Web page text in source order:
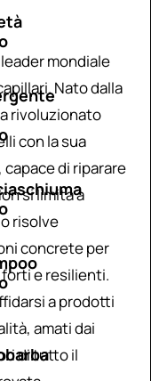
mondiale
Nato dalla
rivoluzionato
con la sua
di riparare
si limita a
risolve
concrete per
e resilienti.
a prodotti
amati dai
di tutto il